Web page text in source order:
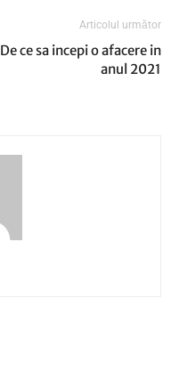
Articolul următor
De ce sa incepi o afacere in
anul 2021